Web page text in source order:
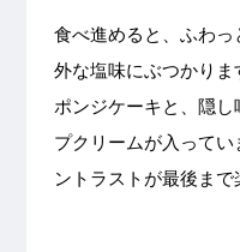
食べ進めると、ふわ
外な塩味にぶつかり
ポンジケーキと、隠
プクリームが入って
ントラストが最後まで